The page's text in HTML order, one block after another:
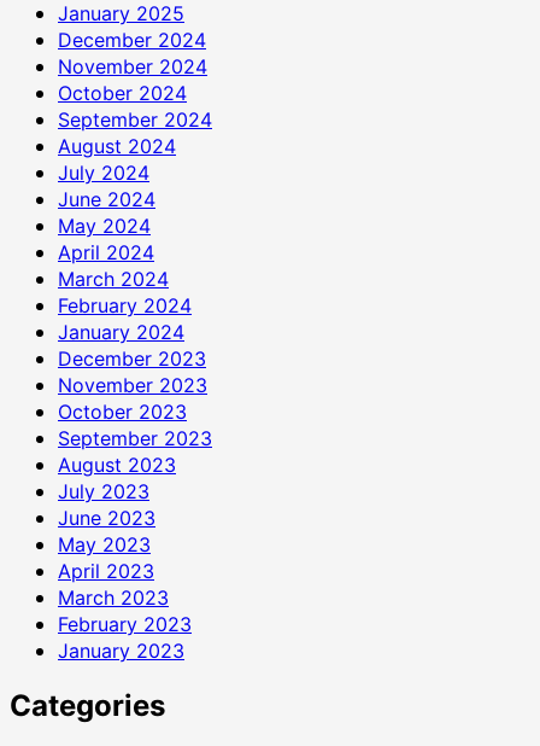
January 2025
December 2024
November 2024
October 2024
September 2024
August 2024
July 2024
June 2024
May 2024
April 2024
March 2024
February 2024
January 2024
December 2023
November 2023
October 2023
September 2023
August 2023
July 2023
June 2023
May 2023
April 2023
March 2023
February 2023
January 2023
Categories